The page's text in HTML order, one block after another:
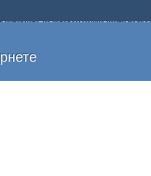
интернете, на котором можно найти
проект или сайт не платит, то
Создавайте новые темы,